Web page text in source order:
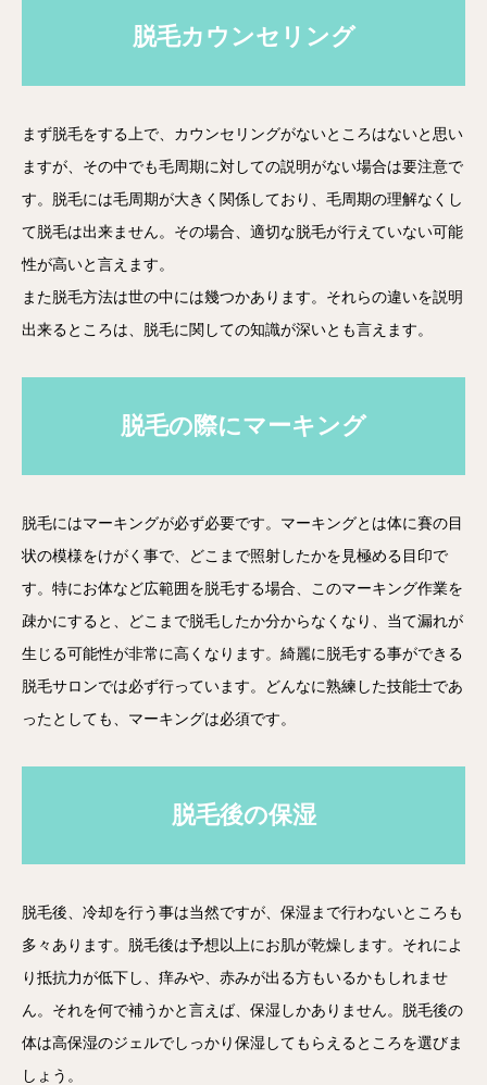
脱毛カウンセリング
まず脱毛をする上で、カウンセリングがないところはないと思い
ますが、その中でも毛周期に対しての説明がない場合は要注意で
す。脱毛には毛周期が大きく関係しており、毛周期の理解なくし
て脱毛は出来ません。その場合、適切な脱毛が行えていない可能
性が高いと言えます。
また脱毛方法は世の中には幾つかあります。それらの違いを説明
出来るところは、脱毛に関しての知識が深いとも言えます。
脱毛の際にマーキング
脱毛にはマーキングが必ず必要です。マーキングとは体に賽の目
状の模様をけがく事で、どこまで照射したかを見極める目印で
す。特にお体など広範囲を脱毛する場合、このマーキング作業を
疎かにすると、どこまで脱毛したか分からなくなり、当て漏れが
生じる可能性が非常に高くなります。綺麗に脱毛する事ができる
脱毛サロンでは必ず行っています。どんなに熟練した技能士であ
ったとしても、マーキングは必須です。
脱毛後の保湿
脱毛後、冷却を行う事は当然ですが、保湿まで行わないところも
多々あります。脱毛後は予想以上にお肌が乾燥します。それによ
り抵抗力が低下し、痒みや、赤みが出る方もいるかもしれませ
ん。それを何で補うかと言えば、保湿しかありません。脱毛後の
体は高保湿のジェルでしっかり保湿してもらえるところを選びま
しょう。